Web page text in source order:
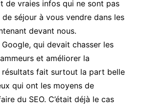
de vraies infos qui ne sont pas
séjour à vous vendre dans les
devant nous.
qui devait chasser les
et améliorer la
résultats fait surtout la part belle
qui ont les moyens de
du SEO. C’était déjà le cas